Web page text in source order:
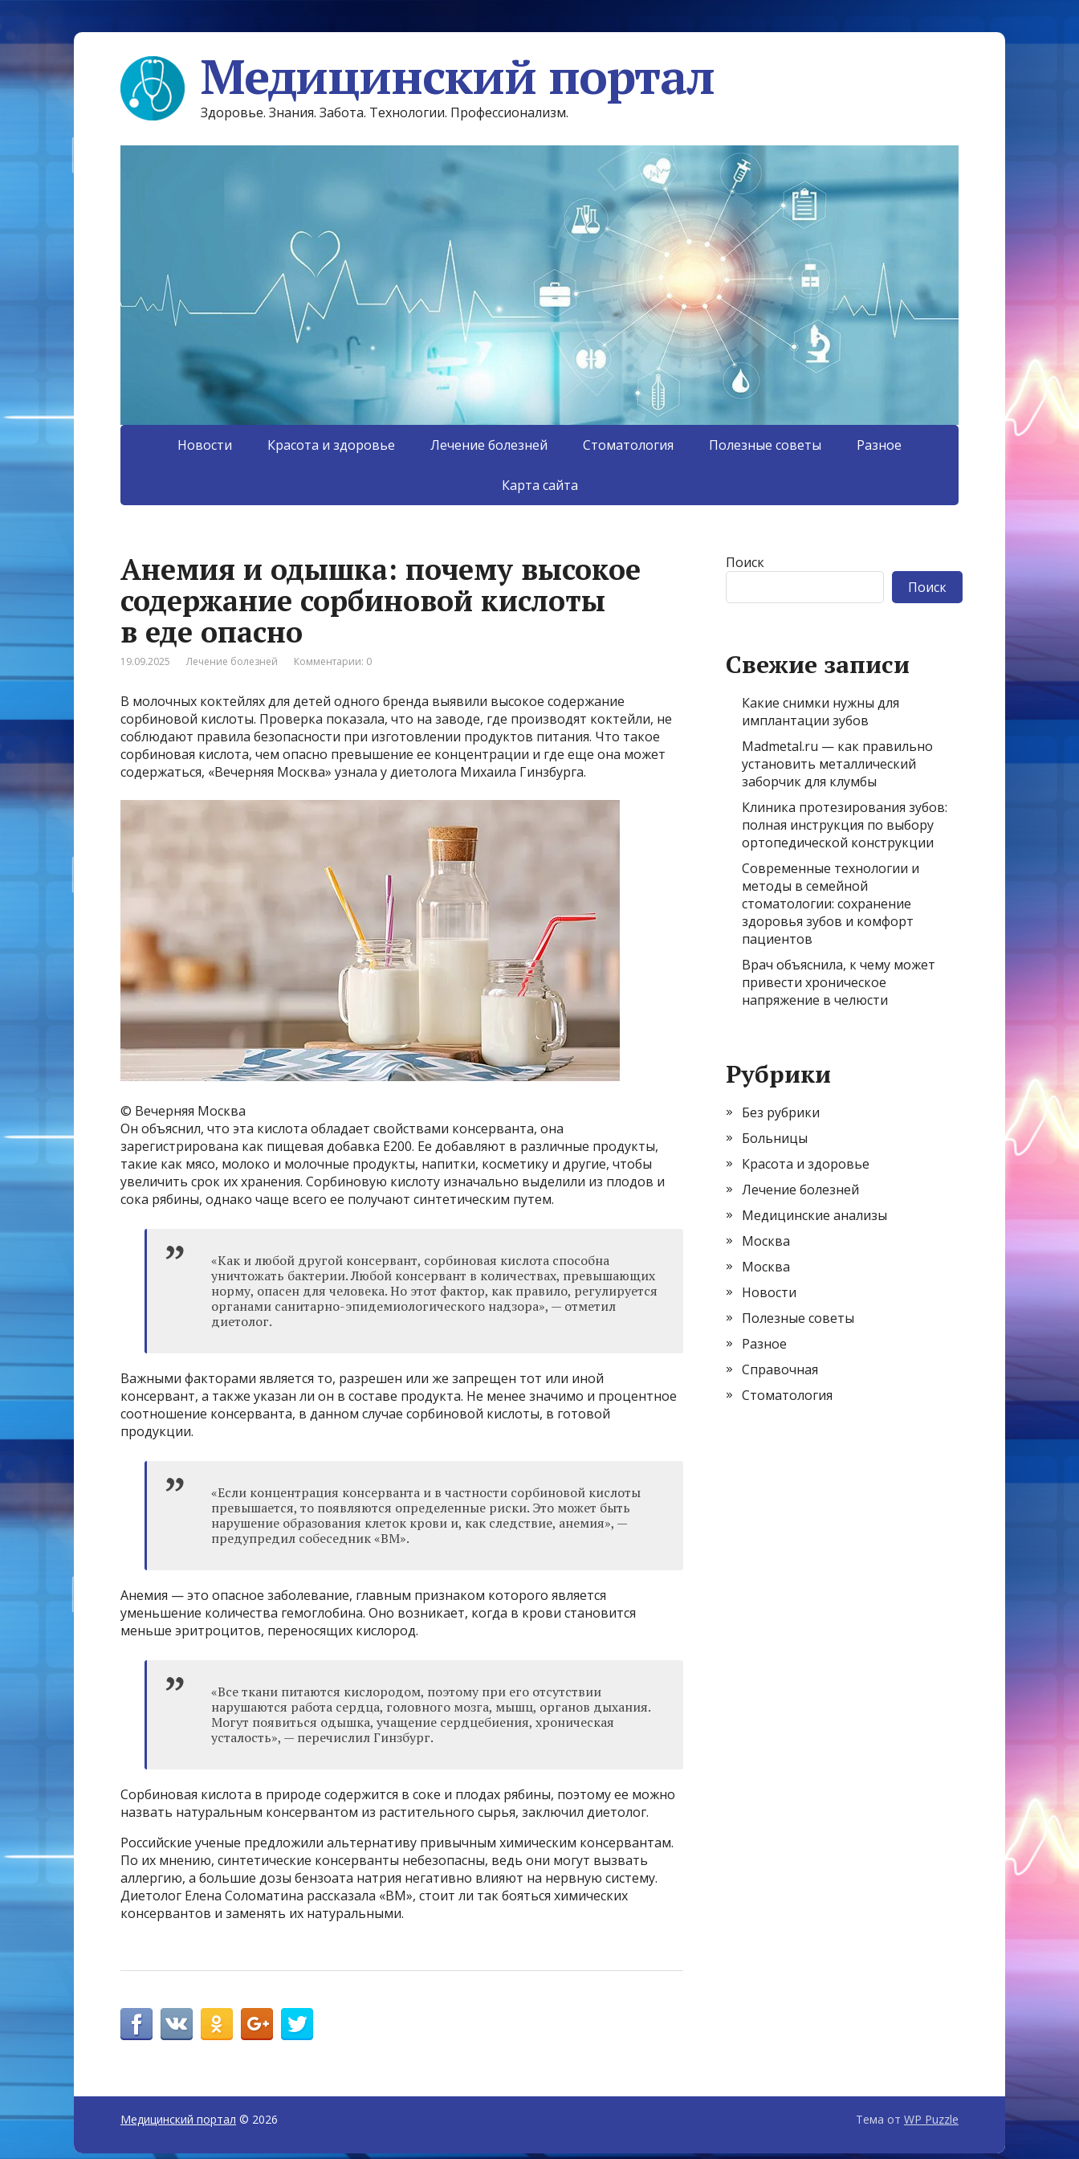
Медицинский портал
Здоровье. Знания. Забота. Технологии. Профессионализм.
Новости Красота и здоровье Лечение болезней Стоматология Полезные советы Разное
Карта сайта
Анемия и одышка: почему высокое
содержание сорбиновой кислоты
в еде опасно
19.09.2025 Лечение болезней Комментарии: 0
В молочных коктейлях для детей одного бренда выявили высокое содержание
сорбиновой кислоты. Проверка показала, что на заводе, где производят коктейли, не
соблюдают правила безопасности при изготовлении продуктов питания. Что такое
сорбиновая кислота, чем опасно превышение ее концентрации и где еще она может
содержаться, «Вечерняя Москва» узнала у диетолога Михаила Гинзбурга.
© Вечерняя Москва
Он объяснил, что эта кислота обладает свойствами консерванта, она
зарегистрирована как пищевая добавка Е200. Ее добавляют в различные продукты,
такие как мясо, молоко и молочные продукты, напитки, косметику и другие, чтобы
увеличить срок их хранения. Сорбиновую кислоту изначально выделили из плодов и
сока рябины, однако чаще всего ее получают синтетическим путем.
«Как и любой другой консервант, сорбиновая кислота способна
уничтожать бактерии. Любой консервант в количествах, превышающих
норму, опасен для человека. Но этот фактор, как правило, регулируется
органами санитарно-эпидемиологического надзора», — отметил
диетолог.
Важными факторами является то, разрешен или же запрещен тот или иной
консервант, а также указан ли он в составе продукта. Не менее значимо и процентное
соотношение консерванта, в данном случае сорбиновой кислоты, в готовой
продукции.
«Если концентрация консерванта и в частности сорбиновой кислоты
превышается, то появляются определенные риски. Это может быть
нарушение образования клеток крови и, как следствие, анемия», —
предупредил собеседник «ВМ».
Анемия — это опасное заболевание, главным признаком которого является
уменьшение количества гемоглобина. Оно возникает, когда в крови становится
меньше эритроцитов, переносящих кислород.
«Все ткани питаются кислородом, поэтому при его отсутствии
нарушаются работа сердца, головного мозга, мышц, органов дыхания.
Могут появиться одышка, учащение сердцебиения, хроническая
усталость», — перечислил Гинзбург.
Сорбиновая кислота в природе содержится в соке и плодах рябины, поэтому ее можно
назвать натуральным консервантом из растительного сырья, заключил диетолог.
Российские ученые предложили альтернативу привычным химическим консервантам.
По их мнению, синтетические консерванты небезопасны, ведь они могут вызвать
аллергию, а большие дозы бензоата натрия негативно влияют на нервную систему.
Диетолог Елена Соломатина рассказала «ВМ», стоит ли так бояться химических
консервантов и заменять их натуральными.
Поиск
Поиск
Свежие записи
Какие снимки нужны для
имплантации зубов
Madmetal.ru — как правильно
установить металлический
заборчик для клумбы
Клиника протезирования зубов:
полная инструкция по выбору
ортопедической конструкции
Современные технологии и
методы в семейной
стоматологии: сохранение
здоровья зубов и комфорт
пациентов
Врач объяснила, к чему может
привести хроническое
напряжение в челюсти
Рубрики
Без рубрики
Больницы
Красота и здоровье
Лечение болезней
Медицинские анализы
Москва
Москва
Новости
Полезные советы
Разное
Справочная
Стоматология
Медицинский портал © 2026 Тема от WP Puzzle